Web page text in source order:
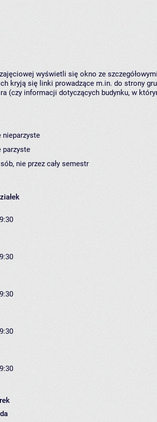
wyświetli się okno ze szczegółowymi
kryją się linki prowadzące m.in. do strony
(czy informacji dotyczących budynku, w
nieparzyste
parzyste
nie przez cały semestr